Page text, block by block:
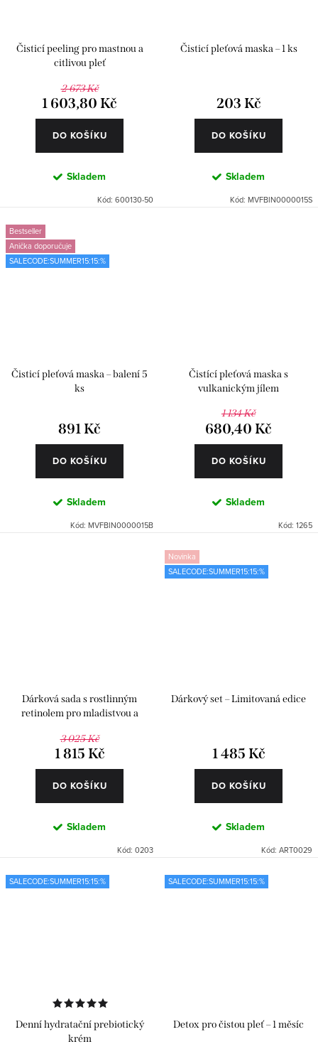
Čisticí peeling pro mastnou a
citlivou pleť
2 673 Kč
1 603,80 Kč
DO KOŠÍKU
Skladem
Kód: 600130-50
Čisticí pleťová maska – 1 ks
203 Kč
DO KOŠÍKU
Skladem
Kód: MVFBIN0000015S
Bestseller
Anička doporučuje
SALECODE:SUMMER15:15:%
Čisticí pleťová maska – balení 5
ks
891 Kč
DO KOŠÍKU
Skladem
Kód: MVFBIN0000015B
Čistící pleťová maska s
vulkanickým jílem
1 134 Kč
680,40 Kč
DO KOŠÍKU
Skladem
Kód: 1265
Dárková sada s rostlinným
retinolem pro mladistvou a
3 025 Kč
1 815 Kč
DO KOŠÍKU
Skladem
Kód: 0203
Novinka
SALECODE:SUMMER15:15:%
Dárkový set – Limitovaná edice
1 485 Kč
DO KOŠÍKU
Skladem
Kód: ART0029
SALECODE:SUMMER15:15:%
Denní hydratační prebiotický
krém
SALECODE:SUMMER15:15:%
Detox pro čistou pleť – 1 měsíc